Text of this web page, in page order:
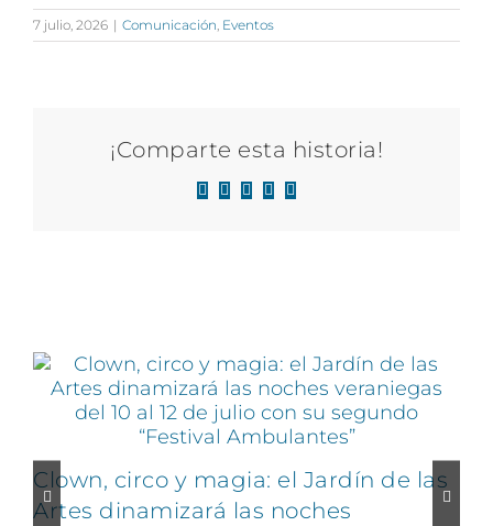
7 julio, 2026 | Comunicación, Eventos
¡Comparte esta historia!
Facebook
X LinkedIn
WhatsApp
Correo
Clown, circo y magia: el Jardín de las
Artes dinamizará las noches